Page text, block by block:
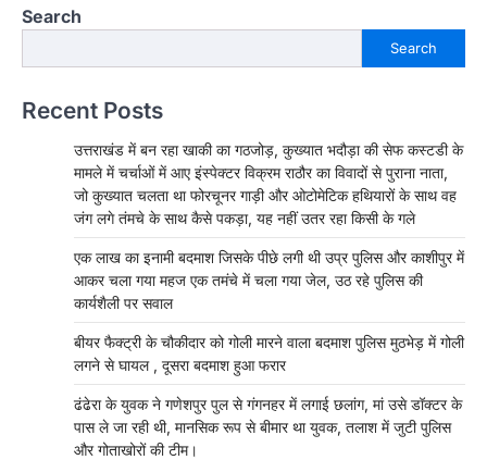
Search
Search
Recent Posts
उत्तराखंड में बन रहा खाकी का गठजोड़, कुख्यात भदौड़ा की सेफ कस्टडी के
मामले में चर्चाओं में आए इंस्पेक्टर विक्रम राठौर का विवादों से पुराना नाता,
जो कुख्यात चलता था फोरचूनर गाड़ी और ओटोमेटिक हथियारों के साथ वह
जंग लगे तंमचे के साथ कैसे पकड़ा, यह नहीं उतर रहा किसी के गले
एक लाख का इनामी बदमाश जिसके पीछे लगी थी उप्र पुलिस और काशीपुर में
आकर चला गया महज एक तमंचे में चला गया जेल, उठ रहे पुलिस की
कार्यशैली पर सवाल
बीयर फैक्ट्री के चौकीदार को गोली मारने वाला बदमाश पुलिस मुठभेड़ में गोली
लगने से घायल , दूसरा बदमाश हुआ फरार
ढंढेरा के युवक ने गणेशपुर पुल से गंगनहर में लगाई छलांग, मां उसे डॉक्टर के
पास ले जा रही थी, मानसिक रूप से बीमार था युवक, तलाश में जुटी पुलिस
और गोताखोरों की टीम।